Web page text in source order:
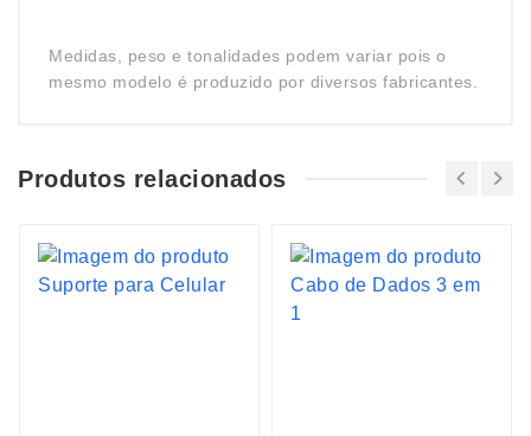
Medidas, peso e tonalidades podem variar pois o
mesmo modelo é produzido por diversos fabricantes.
Produtos relacionados